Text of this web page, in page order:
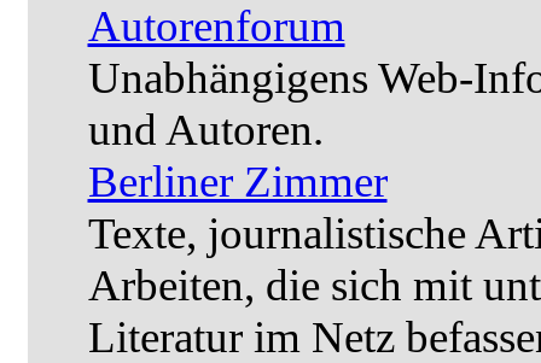
Autorenforum
Unabhängigens Web-
und Autoren.
Berliner Zimmer
Texte, journalistische
Arbeiten, die sich mit
Literatur im Netz